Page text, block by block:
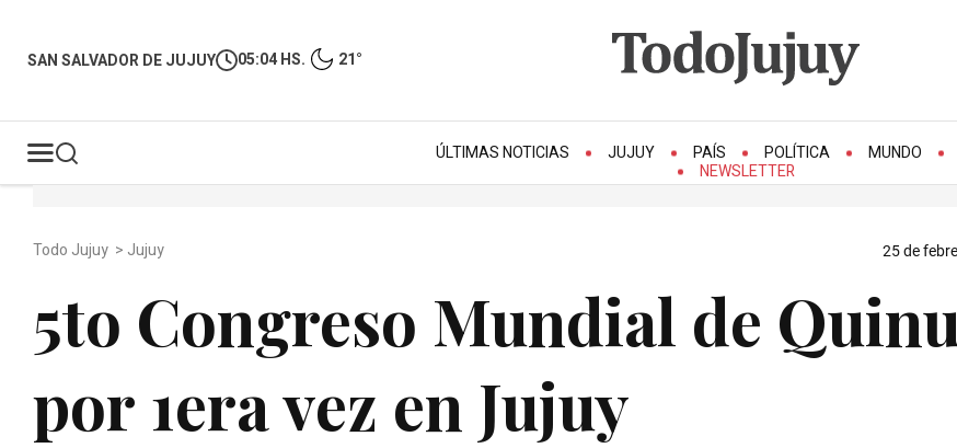
SAN SALVADOR DE JUJUY 05:04 HS. 21°
ÚLTIMAS NOTICIAS JUJUY PAÍS POLÍTICA MUNDO
NEWSLETTER
Todo Jujuy > Jujuy 25 de
5to Congreso Mundial de
por 1era vez en Jujuy